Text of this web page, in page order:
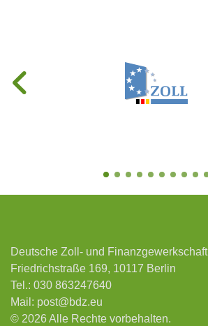
Deutsche Zoll- und Finanzgewerkschaft
Friedrichstraße 169, 10117 Berlin
Tel.: 030 863247640
Mail: post@bdz.eu
© 2026 Alle Rechte vorbehalten.